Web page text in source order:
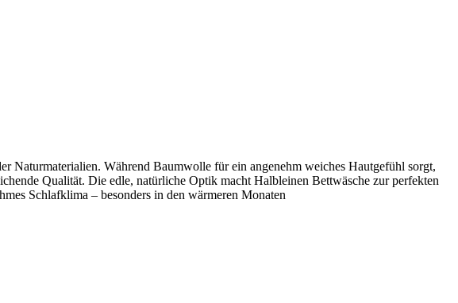
Naturmaterialien. Während Baumwolle für ein angenehm weiches Hautgefühl sorgt,
Qualität. Die edle, natürliche Optik macht Halbleinen Bettwäsche zur perfekten
Schlafklima – besonders in den wärmeren Monaten